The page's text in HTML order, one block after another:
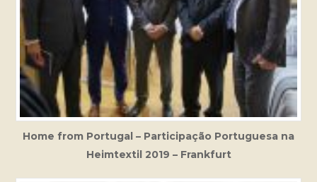
Home from Portugal – Participação Portuguesa na
Heimtextil 2019 – Frankfurt